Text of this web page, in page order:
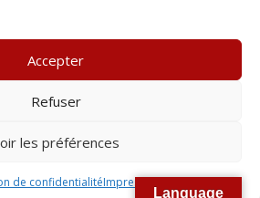
Accepter
Refuser
les préférences
de confidentialitéImpressum
vente
Language